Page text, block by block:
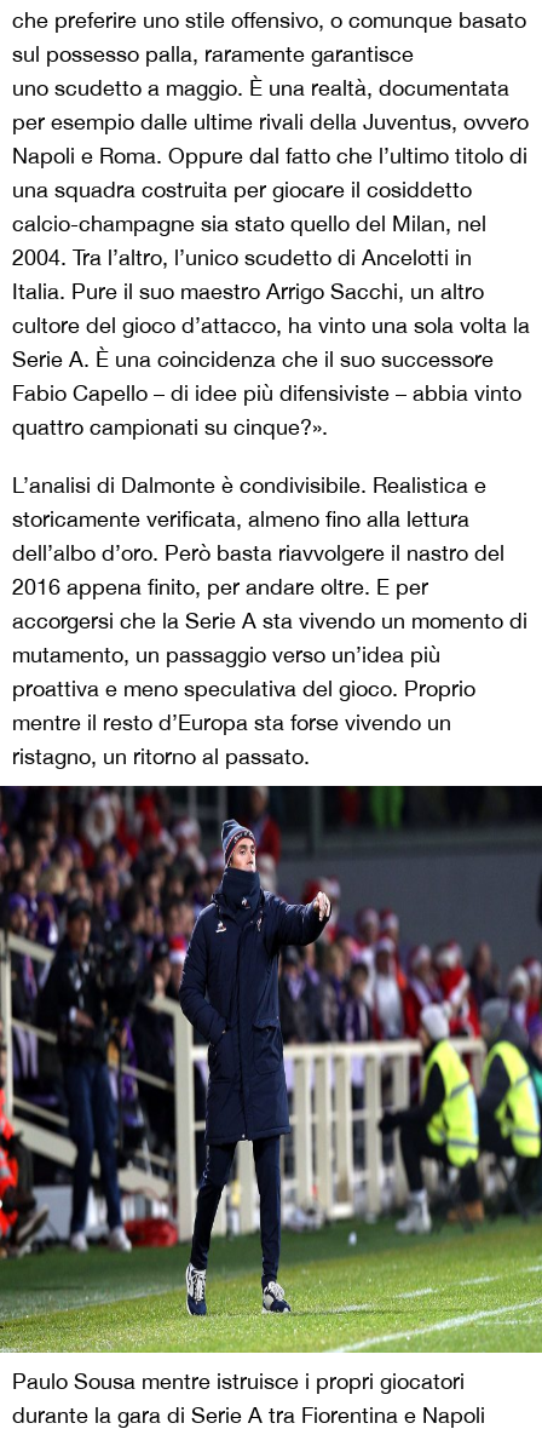
che preferire uno stile offensivo, o comunque basato
sul possesso palla, raramente garantisce
uno scudetto a maggio. È una realtà, documentata
per esempio dalle ultime rivali della Juventus, ovvero
Napoli e Roma. Oppure dal fatto che l’ultimo titolo di
una squadra costruita per giocare il cosiddetto
calcio-champagne sia stato quello del Milan, nel
2004. Tra l’altro, l’unico scudetto di Ancelotti in
Italia. Pure il suo maestro Arrigo Sacchi, un altro
cultore del gioco d’attacco, ha vinto una sola volta la
Serie A. È una coincidenza che il suo successore
Fabio Capello – di idee più difensiviste – abbia vinto
quattro campionati su cinque?».
L’analisi di Dalmonte è condivisibile. Realistica e
storicamente verificata, almeno fino alla lettura
dell’albo d’oro. Però basta riavvolgere il nastro del
2016 appena finito, per andare oltre. E per
accorgersi che la Serie A sta vivendo un momento di
mutamento, un passaggio verso un’idea più
proattiva e meno speculativa del gioco. Proprio
mentre il resto d’Europa sta forse vivendo un
ristagno, un ritorno al passato.
Paulo Sousa mentre istruisce i propri giocatori
durante la gara di Serie A tra Fiorentina e Napoli